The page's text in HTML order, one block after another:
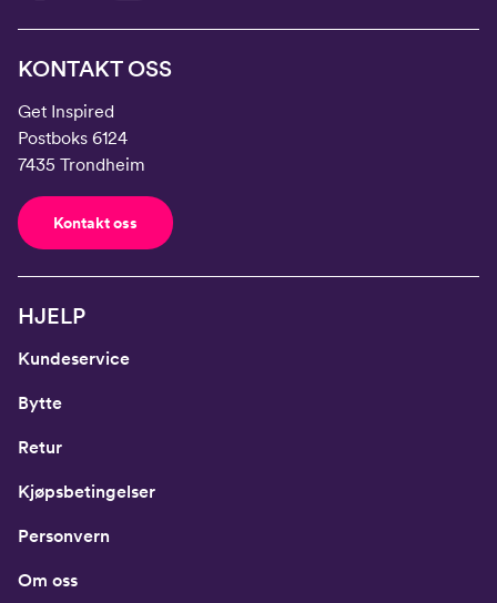
KONTAKT OSS
Get Inspired
Postboks 6124
7435 Trondheim
Kontakt oss
HJELP
Kundeservice
Bytte
Retur
Kjøpsbetingelser
Personvern
Om oss